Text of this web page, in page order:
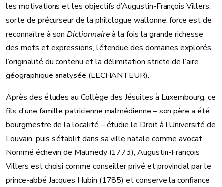
les motivations et les objectifs d’Augustin-François Villers,
sorte de précurseur de la philologue wallonne, force est de
reconnaître à son Dictionnaire à la fois la grande richesse
des mots et expressions, l’étendue des domaines explorés,
l’originalité du contenu et la délimitation stricte de l’aire
géographique analysée (LECHANTEUR).
Après des études au Collège des Jésuites à Luxembourg, ce
fils d’une famille patricienne malmédienne – son père a été
bourgmestre de la localité – étudie le Droit à l’Université de
Louvain, puis s’établit dans sa ville natale comme avocat.
Nommé échevin de Malmedy (1773), Augustin-François
Villers est choisi comme conseiller privé et provincial par le
prince-abbé Jacques Hubin (1785) et conserve la confiance